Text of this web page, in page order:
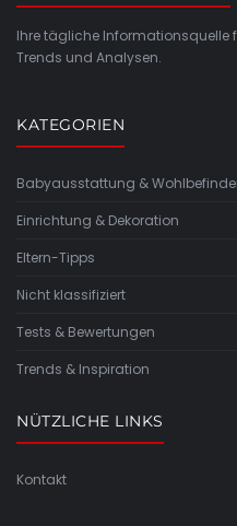
Ihre tägliche Informationsquelle
Trends und Analysen.
KATEGORIEN
Babyausstattung &
Einrichtung & Dekoration
Eltern-Tipps
Nicht klassifiziert
Tests & Bewertungen
Trends & Inspiration
NÜTZLICHE LINKS
Kontakt